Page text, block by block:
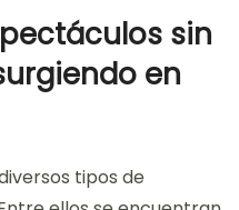
sin
en
tipos de